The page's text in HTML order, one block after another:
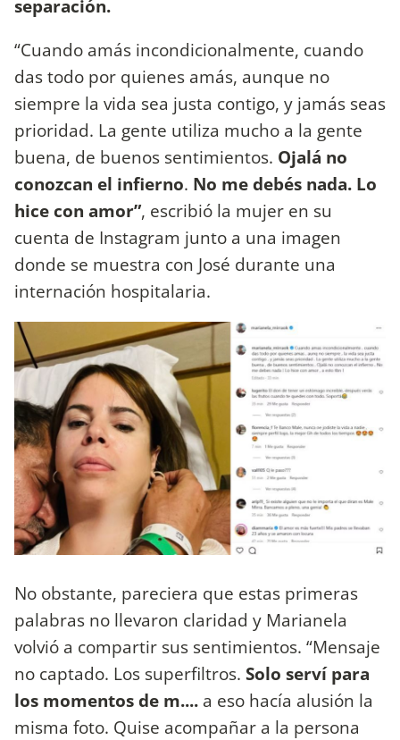
separación.
“Cuando amás incondicionalmente, cuando
das todo por quienes amás, aunque no
siempre la vida sea justa contigo, y jamás seas
prioridad. La gente utiliza mucho a la gente
buena, de buenos sentimientos. Ojalá no
conozcan el infierno. No me debés nada. Lo
hice con amor”, escribió la mujer en su
cuenta de Instagram junto a una imagen
donde se muestra con José durante una
internación hospitalaria.
No obstante, pareciera que estas primeras
palabras no llevaron claridad y Marianela
volvió a compartir sus sentimientos. “Mensaje
no captado. Los superfiltros. Solo serví para
los momentos de m.... a eso hacía alusión la
misma foto. Quise acompañar a la persona